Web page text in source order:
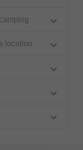
location